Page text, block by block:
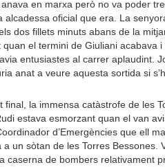
en marxa però no va poder
alcadessa oficial que era. La
dos fillets minuts abans de la
el termini de Giuliani acabava i
entusiastes al carrer aplaudint.
anat a veure aquesta sortida si
final, la immensa catàstrofe de les
estava esmorzant quan el van
d’Emergències que ell
un sòtan de les Torres Bessones.
caserna de bombers relativament